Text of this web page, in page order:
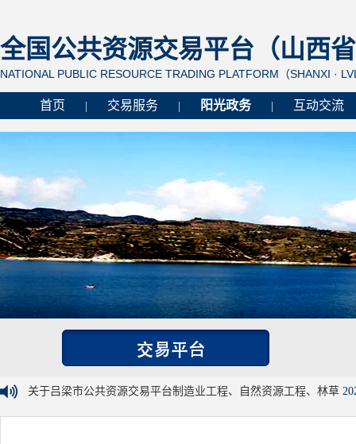
全国公共资源交易平台（山西
NATIONAL PUBLIC RESOURCE TRADING PLATFORM（SHANXI ·
首页 交易服务 阳光政务 互动交流
关于吕梁市公共资源交易平台制造业工程、自然资源工程、林草